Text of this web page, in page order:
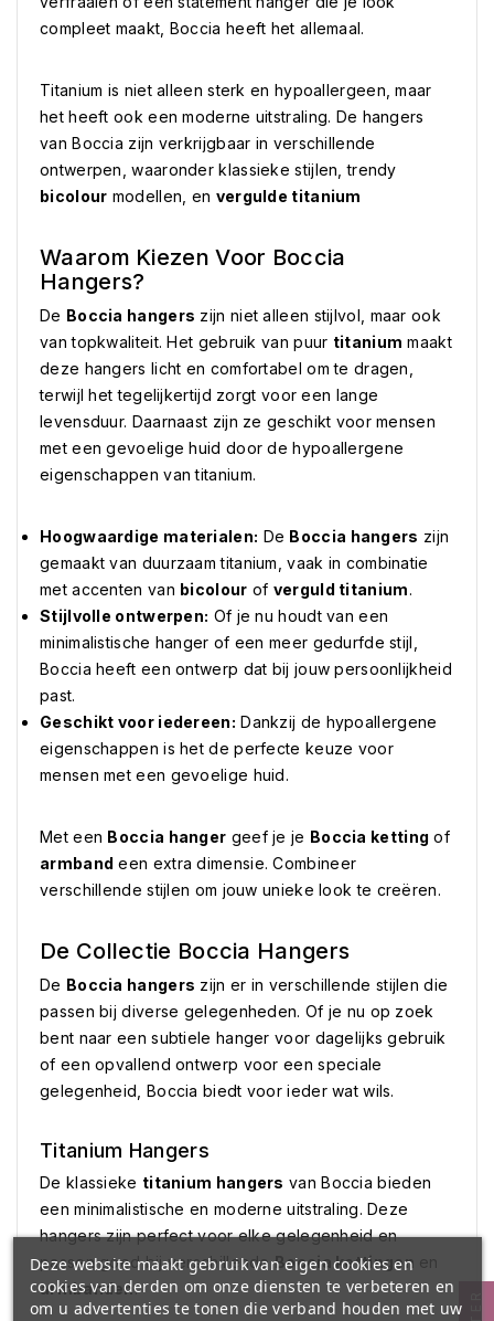
compleet maakt, Boccia heeft het allemaal.
Titanium is niet alleen sterk en hypoallergeen, maar
het heeft ook een moderne uitstraling. De hangers
van Boccia zijn verkrijgbaar in verschillende
ontwerpen, waaronder klassieke stijlen, trendy
bicolour modellen, en vergulde titanium
Waarom Kiezen Voor Boccia
Hangers?
De Boccia hangers zijn niet alleen stijlvol, maar ook
van topkwaliteit. Het gebruik van puur titanium maakt
deze hangers licht en comfortabel om te dragen,
terwijl het tegelijkertijd zorgt voor een lange
levensduur. Daarnaast zijn ze geschikt voor mensen
met een gevoelige huid door de hypoallergene
eigenschappen van titanium.
Hoogwaardige materialen: De Boccia hangers zijn
gemaakt van duurzaam titanium, vaak in combinatie
met accenten van bicolour of verguld titanium.
Stijlvolle ontwerpen: Of je nu houdt van een
minimalistische hanger of een meer gedurfde stijl,
Boccia heeft een ontwerp dat bij jouw persoonlijkheid
past.
Geschikt voor iedereen: Dankzij de hypoallergene
eigenschappen is het de perfecte keuze voor
mensen met een gevoelige huid.
Met een Boccia hanger geef je je Boccia ketting of
armband een extra dimensie. Combineer
verschillende stijlen om jouw unieke look te creëren.
De Collectie Boccia Hangers
De Boccia hangers zijn er in verschillende stijlen die
passen bij diverse gelegenheden. Of je nu op zoek
bent naar een subtiele hanger voor dagelijks gebruik
of een opvallend ontwerp voor een speciale
gelegenheid, Boccia biedt voor ieder wat wils.
Titanium Hangers
De klassieke titanium hangers van Boccia bieden
een minimalistische en moderne uitstraling. Deze
hangers zijn perfect voor elke gelegenheid en
passen goed bij verschillendeBoccia kettingen en
armbanden.
Deze website maakt gebruik van eigen cookies en
cookies van derden om onze diensten te verbeteren en
om u advertenties te tonen die verband houden met uw